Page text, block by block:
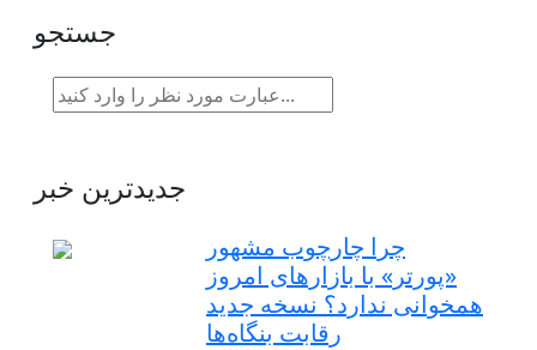
جستجو
جدیدترین خبر
چرا چارچوب مشهور
«پورتر» با بازارهای امروز
همخوانی ندارد؟ نسخه جدید
رقابت‌ بنگاه‌ها